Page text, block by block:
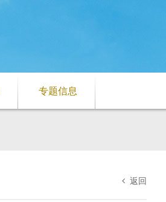
专题信息
返回